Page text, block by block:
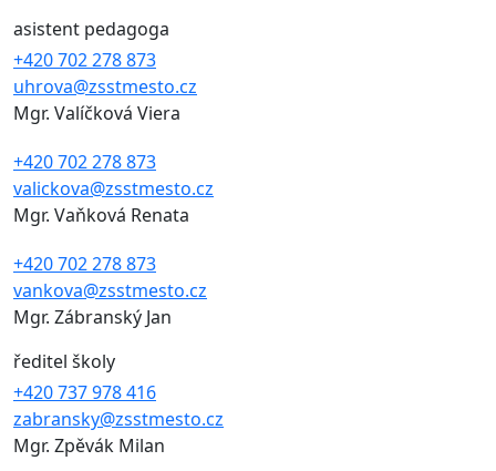
asistent pedagoga
+420 702 278 873
uhrova@zsstmesto.cz
Mgr. Valíčková Viera
+420 702 278 873
valickova@zsstmesto.cz
Mgr. Vaňková Renata
+420 702 278 873
vankova@zsstmesto.cz
Mgr. Zábranský Jan
ředitel školy
+420 737 978 416
zabransky@zsstmesto.cz
Mgr. Zpěvák Milan